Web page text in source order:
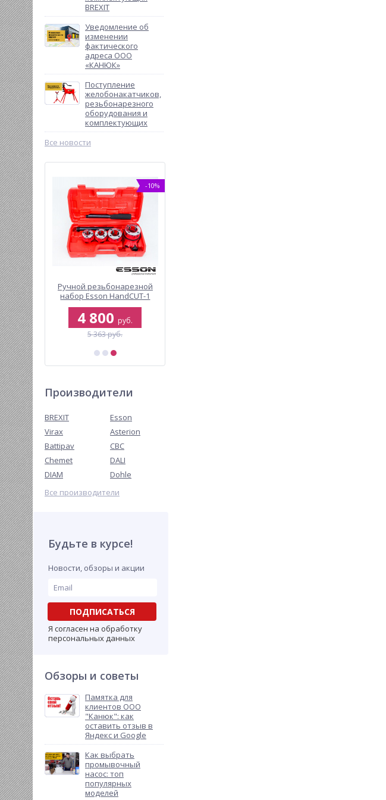
BREXIT
Уведомление об
изменении
фактического
адреса ООО
«КАНЮК»
Поступление
желобонакатчиков,
резьбонарезного
оборудования и
комплектующих
Все новости
%
руб.
-10%
Ручной резьбонарезной
набор Esson HandCUT-1
4 800 руб.
5 363 руб.
Производители
BREXIT
Esson
Virax
Asterion
Battipav
CBC
Chemet
DALI
DIAM
Dohle
Все производители
Будьте в курсе!
Новости, обзоры и акции
ПОДПИСАТЬСЯ
Я согласен на обработку
персональных данных
Обзоры и советы
Памятка для
клиентов ООО
"Канюк": как
оставить отзыв в
Яндекс и Google
Как выбрать
промывочный
насос: топ
популярных
моделей